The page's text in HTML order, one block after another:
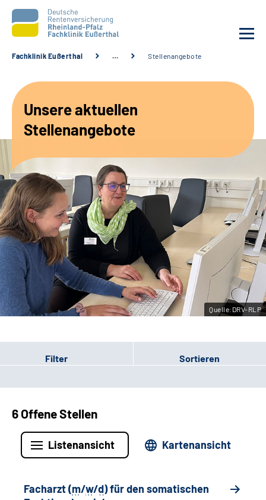
Unsere Angebote
Karriere
Beratungsstellen &
Zuweisende
Suche
Leichte Sprache
Gebärdensprache
Fachklinik Eußerthal … Stellenangebote
Unsere aktuellen
Stellenangebote
Quelle:DRV-RLP
Filter Sortieren
6 Offene Stellen
Listenansicht Kartenansicht
Facharzt (m/w/d) für den somatischen